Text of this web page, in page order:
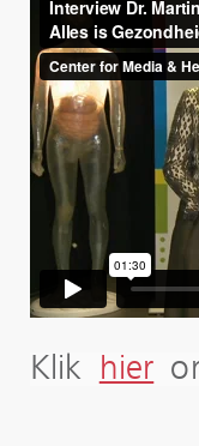
Klik hier